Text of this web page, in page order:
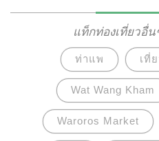
แผ่นทองมาปิดที่ตาขององ
จนเกิดความไม่สวยงามนัก
อาวาสในขณะนั้นจึงคิดกุศ
มาใส่ให้พระประธาน จึงท
ถวายแว่นตาแทนการปิดท
แท็กท่องเที่ยวอื่
ท่าแพ เที่
Wat Wang Kham
Waroros Market